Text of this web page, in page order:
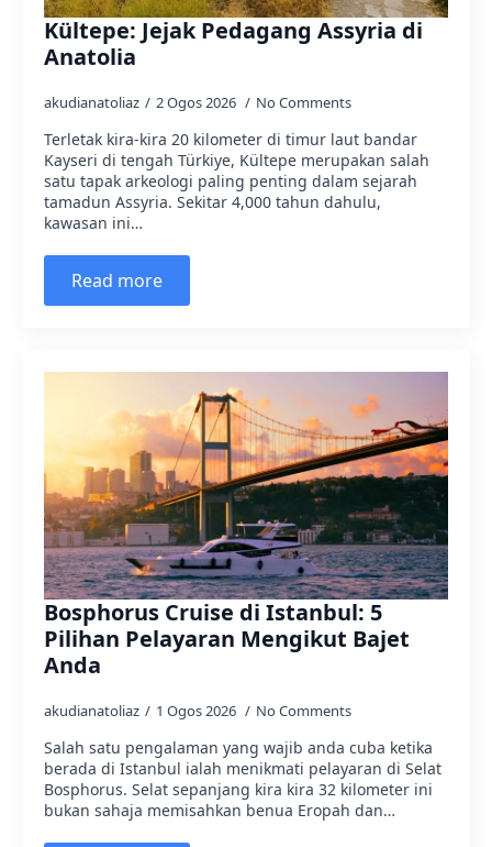
Kültepe: Jejak Pedagang Assyria di
Anatolia
akudianatoliaz 2 Ogos 2026 No Comments
Terletak kira-kira 20 kilometer di timur laut bandar
Kayseri di tengah Türkiye, Kültepe merupakan salah
satu tapak arkeologi paling penting dalam sejarah
tamadun Assyria. Sekitar 4,000 tahun dahulu,
kawasan ini…
Read more
Bosphorus Cruise di Istanbul: 5
Pilihan Pelayaran Mengikut Bajet
Anda
akudianatoliaz 1 Ogos 2026 No Comments
Salah satu pengalaman yang wajib anda cuba ketika
berada di Istanbul ialah menikmati pelayaran di Selat
Bosphorus. Selat sepanjang kira kira 32 kilometer ini
bukan sahaja memisahkan benua Eropah dan…